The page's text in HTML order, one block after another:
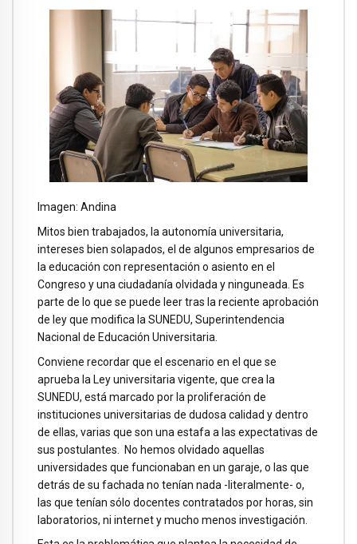
Imagen: Andina
Mitos bien trabajados, la autonomía universitaria,
intereses bien solapados, el de algunos empresarios de
la educación con representación o asiento en el
Congreso y una ciudadanía olvidada y ninguneada. Es
parte de lo que se puede leer tras la reciente aprobación
de ley que modifica la SUNEDU, Superintendencia
Nacional de Educación Universitaria.
Conviene recordar que el escenario en el que se
aprueba la Ley universitaria vigente, que crea la
SUNEDU, está marcado por la proliferación de
instituciones universitarias de dudosa calidad y dentro
de ellas, varias que son una estafa a las expectativas de
sus postulantes. No hemos olvidado aquellas
universidades que funcionaban en un garaje, o las que
detrás de su fachada no tenían nada -literalmente- o,
las que tenían sólo docentes contratados por horas, sin
laboratorios, ni internet y mucho menos investigación.